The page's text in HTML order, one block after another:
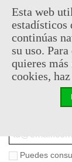
Productooficial
Consultar
Puedes
Esta web
estadísticos
continúas
su uso.
quieres
cookies,